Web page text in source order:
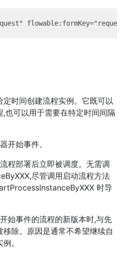
时间创建流程实例。它既可以
,也可以用于需要在特定时间间隔
开始事件。
程部署后立即被调度。无需调
尽管调用启动流程方法
时导
始事件的流程的新版本时,与先
除。原因是通常不希望继续自
。